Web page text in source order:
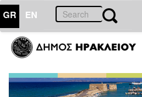
GR EN
ΔΗΜΟΣ
Δελτία
Τύπου